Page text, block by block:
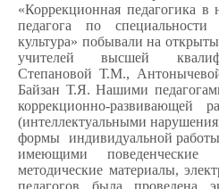
«Коррекционная педагогика в
педагога по специальности
культура» побывали на
учителей высшей
Степановой Т.М.,
Байзан Т.Я. Нашими
коррекционно-
(интеллектуальными
формы индивидуальной
имеющими поведенческие
методические материалы,
педагогов была проведена